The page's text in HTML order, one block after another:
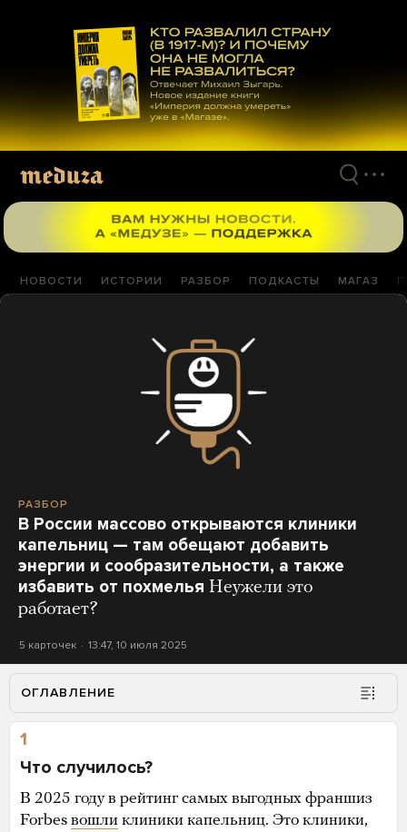
материалам
НОВОСТИ ИСТОРИИ РАЗБОР ПОДКАСТЫ МАГАЗ
РАЗБОР
В России массово открываются клиники
капельниц — там обещают добавить
энергии и сообразительности, а также
избавить от похмелья Неужели это
работает?
5 карточек 13:47, 10 июля 2025
ОГЛАВЛЕНИЕ
1
Что случилось?
В 2025 году в рейтинг самых выгодных франшиз
Forbes вошли клиники капельниц. Это клиники,